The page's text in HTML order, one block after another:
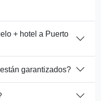
+ hotel a Puerto
garantizados?